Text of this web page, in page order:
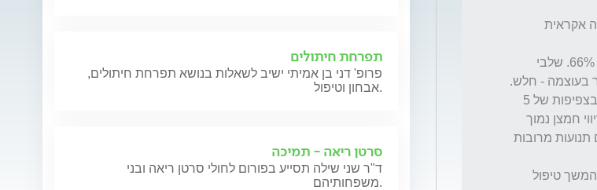
תפרחת חיתולים
פרופ' דני בן אמיתי ישיב לשאלות בנושא תפרחת חיתולים,
אבחון וטיפול.
סרטן ריאה - תמיכה
ד"ר שני שילה תסייע בפורום לחולי סרטן ריאה ובני
משפחותיהם.